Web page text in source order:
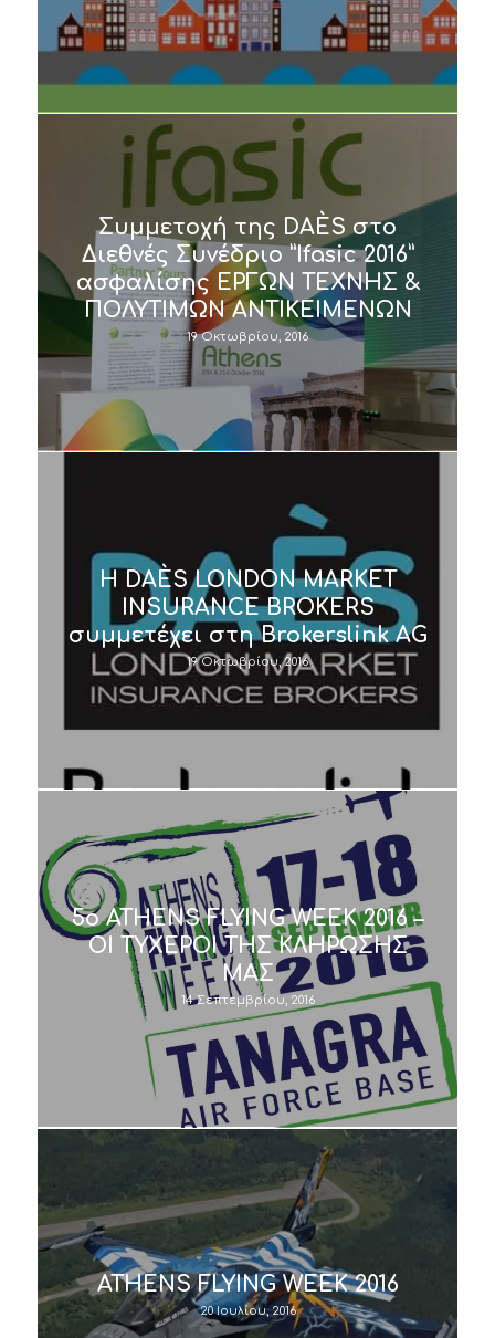
Συμμετοχή της DAÈS στo
Διεθνές Συνέδριο ”Ifasic 2016”
ασφαλίσης ΕΡΓΩΝ ΤΕΧΝΗΣ &
ΠΟΛΥΤΙΜΩΝ ΑΝΤΙΚΕΙΜΕΝΩΝ
19 Οκτωβρίου, 2016
Η DAÈS LONDON MARKET
INSURANCE BROKERS
συμμετέχει στη Brokerslink AG
19 Οκτωβρίου, 2016
5o ATHENS FLYING WEEK 2016 –
ΟΙ ΤΥΧΕΡΟΙ ΤΗΣ ΚΛΗΡΩΣΗΣ
ΜΑΣ
14 Σεπτεμβρίου, 2016
ATHENS FLYING WEEK 2016
20 Ιουλίου, 2016